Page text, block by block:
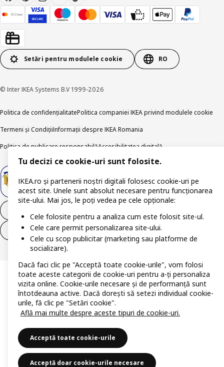
Setări pentru modulele cookie RO
© Inter IKEA Systems B.V 1999-2026
Politica de confidențialitatePolitica companiei IKEA privind modulele cookie
Termeni și CondițiiInformații despre IKEA Romania
Politica de publicare responsabilăAccesibilitatea digitală
Retrage-te din contract (servicii)
Tu decizi ce cookie-uri sunt folosite.
IKEA.ro și partenerii noștri digitali folosesc cookie-uri pe
acest site. Unele sunt absolut necesare pentru funcționarea
site-ului. Mai jos, le poți vedea pe cele opționale:
Cele folosite pentru a analiza cum este folosit site-ul.
Cele care permit personalizarea site-ului.
Cele cu scop publicitar (marketing sau platforme de
socializare).
Dacă faci clic pe "Acceptă toate cookie-urile", vom folosi
toate aceste categorii de cookie-uri pentru a-ți personaliza
vizita online. Cookie-urile necesare și de performanță sunt
întotdeauna active. Dacă dorești să setezi individual cookie-
urile, fă clic pe "Setări cookie".
Află mai multe despre aceste tipuri de cookie-uri.
Acceptă toate cookie-urile
Acceptă doar cookie-urile necesare